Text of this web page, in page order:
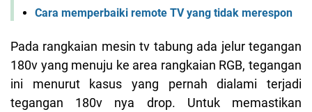
Cara memperbaiki remote TV yang tidak merespon
Pada rangkaian mesin tv tabung ada jelur tegangan
180v yang menuju ke area rangkaian RGB, tegangan
ini menurut kasus yang pernah dialami terjadi
tegangan 180v nya drop. Untuk memastikan